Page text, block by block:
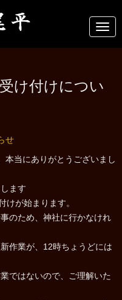
N
a
v
t
け付けについ
せ
本当にありがとうございまし
ます
けが始まります。
のため、神社に行かなけれ
作業が、12時ちょうどには
ではないので、ご理解いた